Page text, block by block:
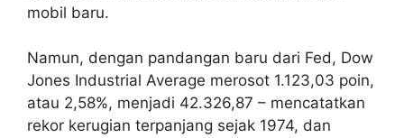
mobil baru.
Namun, dengan pandangan baru dari Fed, Dow
Jones Industrial Average merosot 1.123,03 poin,
atau 2,58%, menjadi 42.326,87 – mencatatkan
rekor kerugian terpanjang sejak 1974, dan